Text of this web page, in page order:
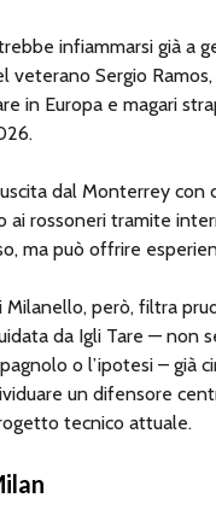
infiammarsi già a
veterano Sergio
in Europa e magari
dal Monterrey con
ai rossoneri tramite
ma può offrire
però, filtra
da Igli Tare — non
o l’ipotesi – già
un difensore
tecnico attuale.